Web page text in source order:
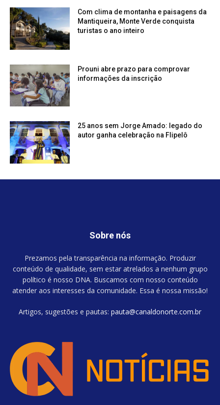
Com clima de montanha e paisagens da
Mantiqueira, Monte Verde conquista
turistas o ano inteiro
Prouni abre prazo para comprovar
informações da inscrição
25 anos sem Jorge Amado: legado do
autor ganha celebração na Flipelô
Sobre nós
Prezamos pela transparência na informação. Produzir
conteúdo de qualidade, sem estar atrelados a nenhum grupo
político é nosso DNA. Buscamos com nosso conteúdo
atender aos interesses da comunidade. Essa é nossa missão!
Artigos, sugestões e pautas: pauta@canaldonorte.com.br